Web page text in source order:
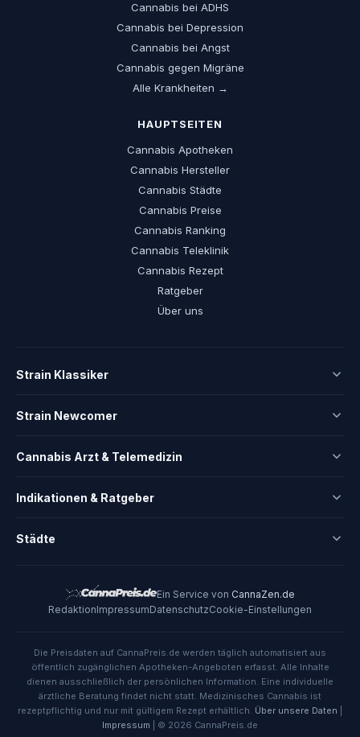
Cannabis bei ADHS
Cannabis bei Depression
Cannabis bei Angst
Cannabis gegen Migräne
Alle Krankheiten →
HAUPTSEITEN
Cannabis Apotheken
Cannabis Hersteller
Cannabis Städte
Cannabis Preise
Cannabis Ranking
Cannabis Teleklinik
Cannabis Rezept
Ratgeber
Über uns
Strain Klassiker
Strain Newcomer
Cannabis Arzt & Telemedizin
Indikationen & Ratgeber
Städte
Ein Service von CannaZen.de
RedaktionImpressumDatenschutzCookie-Einstellungen
Die Preisdaten auf CannaPreis.de werden täglich automatisiert aus
öffentlich zugänglichen Apotheken-Angeboten erfasst. Alle Inhalte
dienen ausschließlich der persönlichen Information. Eine individuelle
ärztliche Beratung findet nicht statt. Medizinisches Cannabis ist
rezeptpflichtig und nur mit gültigem Rezept erhältlich. Über unsere Daten
Impressum | © 2026 CannaPreis.de